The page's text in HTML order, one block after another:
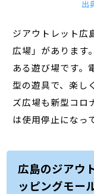
出
ジアウトレット広
広場」があります
ある遊び場です。
型の遊具で、楽し
ズ広場も新型コロ
は使用停止になっ
広島のジアウ
ッピングモー